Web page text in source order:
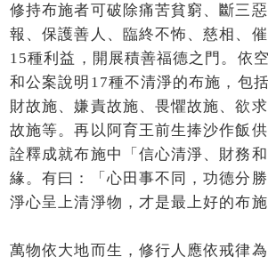
修持布施者可破除痛苦貧窮、斷三
報、保護善人、臨終不怖、慈相、
15種利益，開展積善福德之門。依
和公案說明17種不清淨的布施，包
財故施、嫌責故施、畏懼故施、欲
故施等。再以阿育王前生捧沙作飯供
詮釋成就布施中「信心清淨、財務
緣。有曰：「心田事不同，功德分
淨心呈上清淨物，才是最上好的布施
萬物依大地而生，修行人應依戒律